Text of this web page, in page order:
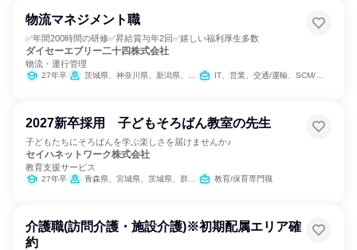
物流マネジメント職
✅年間200時間の研修✅昇給賞与年2回✅嬉しい福利厚生多数
ダイセーエブリー二十四株式会社
物流・運行管理
27年卒 茨城県、神奈川県、新潟県、富山県、石川県、福井県、静岡県、愛知県、三重県、京都府、大阪府、兵庫県、岡山県、広島県、徳島県、香川県 IT、営業、交通/運輸、SCM/生産管理/購買/物流
2027新卒採用 子どもそろばん教室の先生
子どもたちにそろばんを学ぶ楽しさを届けませんか♪
セイハネットワーク株式会社
教育支援サービス
27年卒 青森県、宮城県、茨城県、群馬県、埼玉県、千葉県、東京都、神奈川県、富山県、石川県、山梨県、長野県、岐阜県、静岡県、愛知県、三重県、滋賀県、京都府、大阪府、兵庫県、和歌山県、広島県、香川県、福岡県、佐賀県、長崎県、熊本県、大分県、鹿児島県 教育/保育専門職
介護職(訪問介護・施設介護)※初期配属エリア確
約